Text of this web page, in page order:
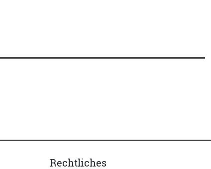
Rechtliches